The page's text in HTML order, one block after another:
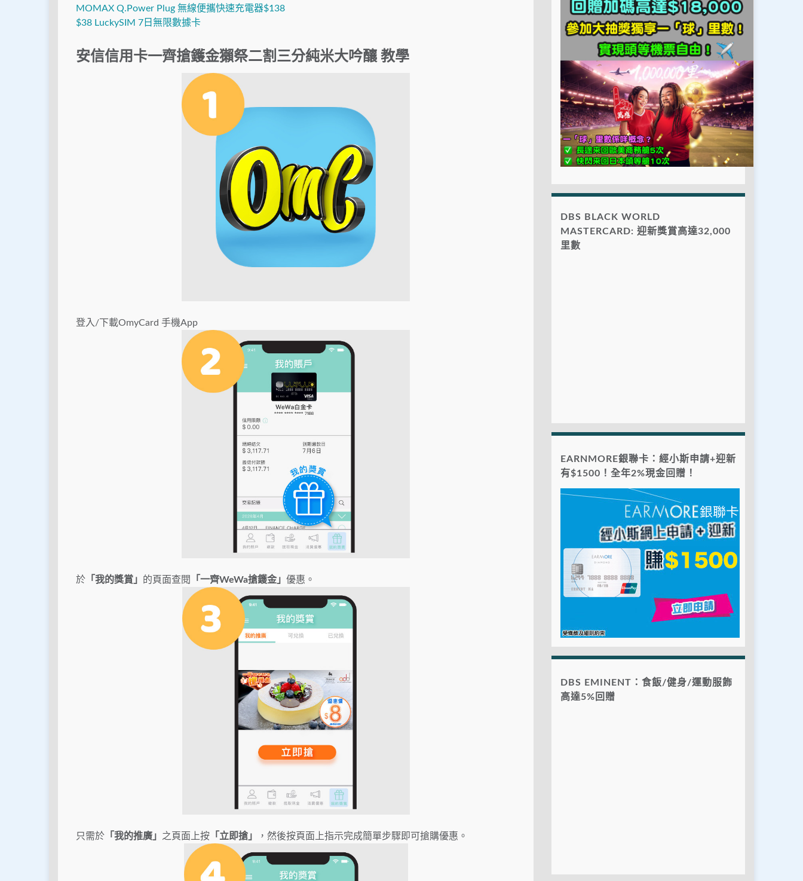
MOMAX Q.Power Plug 無線便攜快速充電器$138
$38 LuckySIM 7日無限數據卡
安信信用卡一齊搶鑊金獺祭二割三分純米大吟釀 教學
登入/下載OmyCard 手機App
於 「我的獎賞」 的頁面查閱 「一齊WeWa搶鑊金」 優惠。
只需於 「我的推廣」 之頁面上按 「立即搶」 ，然後按頁面上指示完成簡單步驟即可搶購優惠。
DBS BLACK WORLD
MASTERCARD: 迎新獎賞高達32,000
里數
EARNMORE銀聯卡：經小斯申請+迎新
有$1500！全年2%現金回贈！
DBS EMINENT：食飯/健身/運動服飾
高達5%回贈